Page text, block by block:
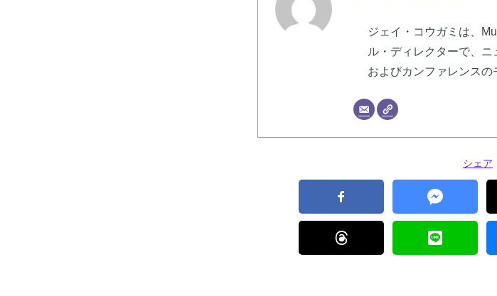
ジェイ・コウガミは、
ル・ディレクターで、
およびカンファレンスの
シェア